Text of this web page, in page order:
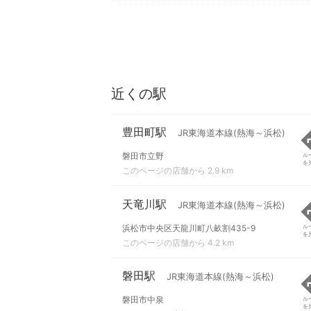
近くの駅
豊田町駅 JR東海道本線(熱海～浜松)
磐田市立野
このページの店舗から 2.9 km
ル
を
天竜川駅 JR東海道本線(熱海～浜松)
浜松市中央区天龍川町八畝割435-9
このページの店舗から 4.2 km
ル
を
磐田駅 JR東海道本線(熱海～浜松)
磐田市中泉
ル
を